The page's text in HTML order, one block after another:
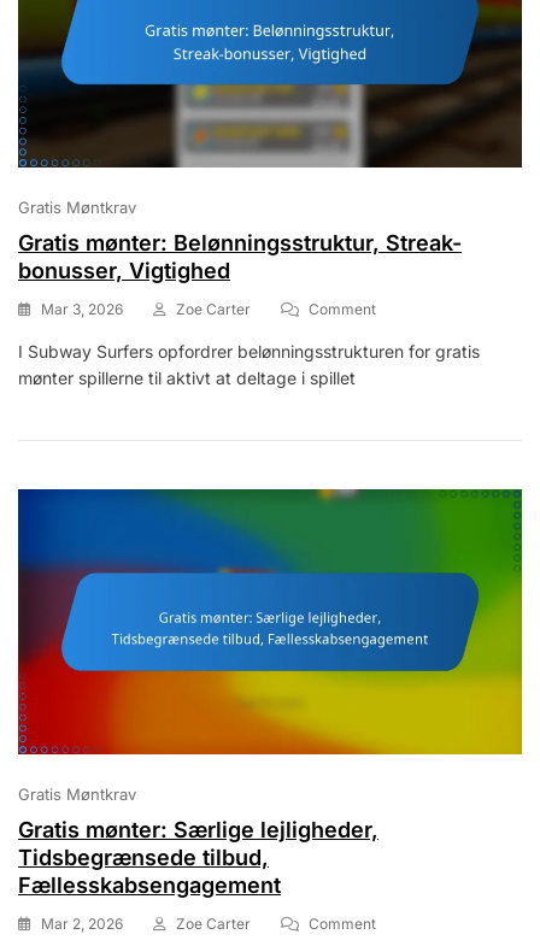
Gratis Møntkrav
Gratis mønter: Belønningsstruktur, Streak-
bonusser, Vigtighed
Mar 3, 2026 Zoe Carter CommentOn
Mønter:
Vigtighed
I Subway Surfers opfordrer belønningsstrukturen for gratis
mønter spillerne til aktivt at deltage i spillet
Gratis Møntkrav
Gratis mønter: Særlige lejligheder,
Tidsbegrænsede tilbud,
Fællesskabsengagement
Mar 2, 2026 Zoe Carter CommentOn